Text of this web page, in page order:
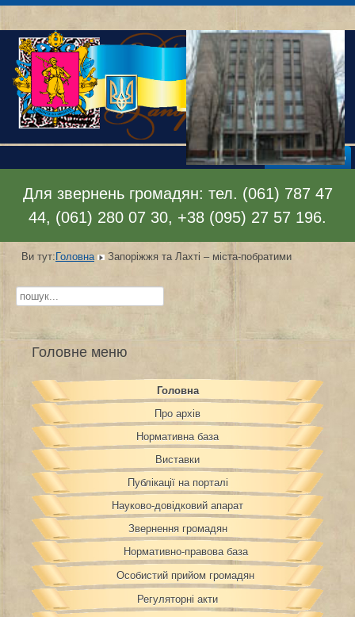
Відкрити меню
Для звернень громадян: тел. (061) 787 47
44, (061) 280 07 30, +38 (095) 27 57 196.
Ви тут:Головна Запоріжжя та Лахті – міста-побратими
Пошук...
Головне меню
Головна
Про архів
Нормативна база
Виставки
Публікації на порталі
Науково-довідковий апарат
Звернення громадян
Нормативно-правова база
Особистий прийом громадян
Регуляторні акти